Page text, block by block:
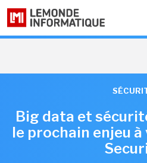
Big data et
le prochain enjeu